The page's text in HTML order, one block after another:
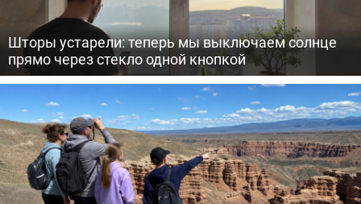
Шторы устарели: теперь мы выключаем солнце
прямо через стекло одной кнопкой